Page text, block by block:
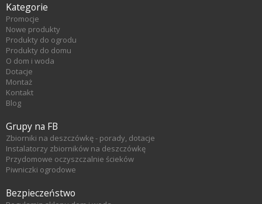
Kategorie
Promocje
Nowe produkty
Produkty do ogrodu
Produkty do domu
O dom i woda
Dotacje
Montaż
Kontakt
Blog
Grupy na FB
Zbiorniki na deszczówkę - porady, dotacje
Instalatorzy zbiorników na deszczówkę
Przydomowe oczyszczalnie ścieków
Piwniczki ogrodowe
Bezpieczeństwo